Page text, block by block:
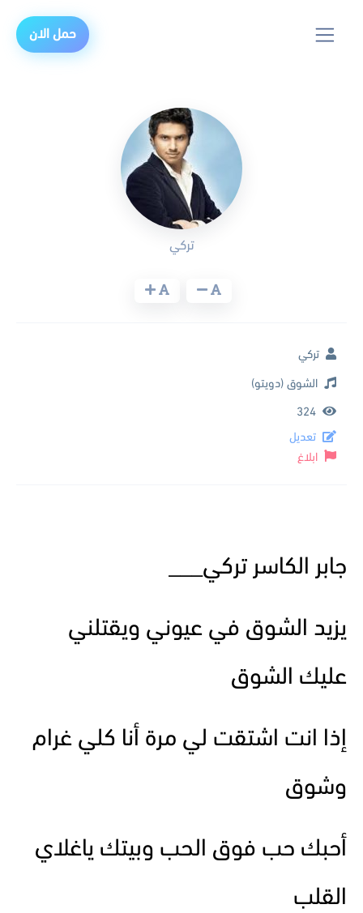
حمل الان
جابر الكاسر تركي___
يزيد الشوق في عيوني ويقتلني
عليك الشوق
إذا انت اشتقت لي مرة أنا كلي غرام
وشوق
أحبك حب فوق الحب وبيتك ياغلاي
القلب
تركي
تركي
الشوق (دويتو)
324
تعديل
ابلاغ